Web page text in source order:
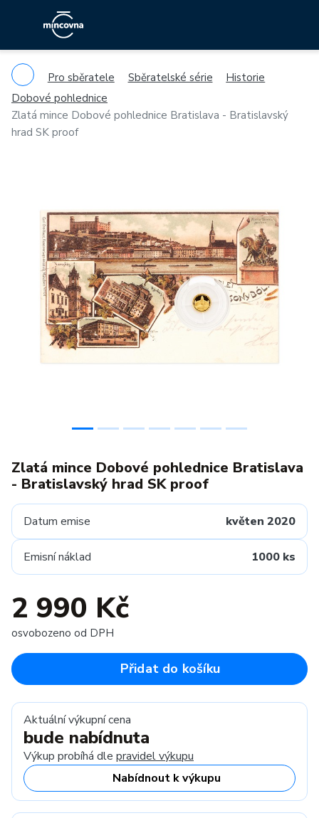
Pro sběratele Sběratelské série
Historie
Dobové pohlednice
Zlatá mince Dobové pohlednice Bratislava - Bratislavský
hrad SK proof
Previous
Zlatá mince Dobové pohlednice Bratislava
- Bratislavský hrad SK proof
Datum emise květen 2020
Emisní náklad 1000 ks
2 990 Kč
osvobozeno od DPH
Přidat do košíku
Aktuální výkupní cena
bude nabídnuta
Výkup probíhá dle pravidel výkupu
Nabídnout k výkupu